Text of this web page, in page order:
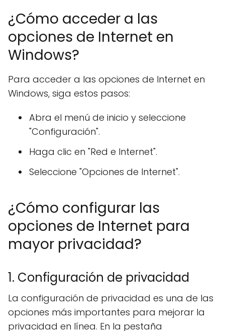
¿Cómo acceder a las
opciones de Internet en
Windows?
Para acceder a las opciones de Internet en
Windows, siga estos pasos:
Abra el menú de inicio y seleccione
"Configuración".
Haga clic en "Red e Internet".
Seleccione "Opciones de Internet".
¿Cómo configurar las
opciones de Internet para
mayor privacidad?
1. Configuración de privacidad
La configuración de privacidad es una de las
opciones más importantes para mejorar la
privacidad en línea. En la pestaña